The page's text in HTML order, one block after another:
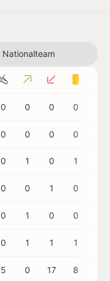
Nationalteam
0 0 0 0
0 0 0 0
0 1 0 1
0 0 1 0
0 1 0 0
0 1 1 1
5 0 17 8